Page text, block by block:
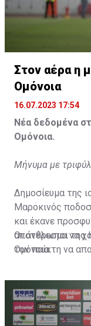
Στον αέρα η
Ομόνοια
16.07.2023 17:54
Νέα δεδομένα
Ομόνοια.
Μήνυμα με
Δημοσίευμα της
Μαροκινός
και έκανε
αποτέλεσμα να
Ομόνοια.
Οι άνθρωποι της
τον παίκτη να
μετακίνησή του,
να λύσει το
ελεύθερα σε
καλοκαίρι.